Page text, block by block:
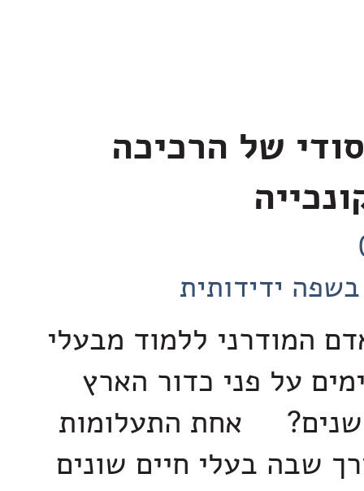
של הרכיכה
ידידותית
המודרני ללמוד מבעלי
על פני כדור הארץ
שנים? אחת התעלומות
שבה בעלי חיים שונים